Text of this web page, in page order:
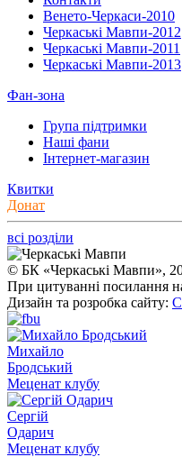
Венето-Черкаси-2010
Черкаські Мавпи-2012
Черкаські Мавпи-2011
Черкаські Мавпи-2013
Фан-зона
Група підтримки
Наші фани
Інтернет-магазин
Квитки
Донат
всі розділи
© БК «Черкаські Мавпи»,
При цитуванні посилання
Дизайн та розробка сайту:
Михайло
Бродський
Меценат клубу
Сергій
Одарич
Меценат клубу